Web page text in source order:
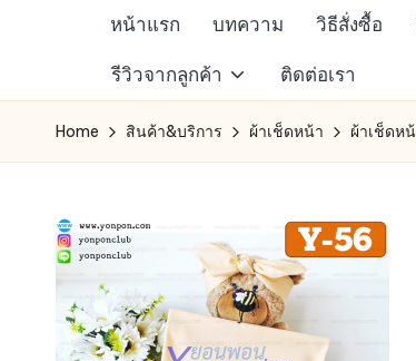
content
สรรพ
สินค้า
ออนไลน์
คน
รัก
การ
ช็อป
หน้าแรก บทความ วิธีสั่งซื้อ
รีวิวจากลูกค้า ติดต่อเรา
Home สินค้า&บริการ ผ้าเช็ดหน้า ผ้าเช็ดห